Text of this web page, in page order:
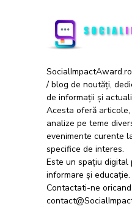
/ blog de noutăți,
de informații și
Acesta oferă
analize pe teme
evenimente curente
specifice de interes.
Este un spațiu digital
informare și educație.
Contactati-ne